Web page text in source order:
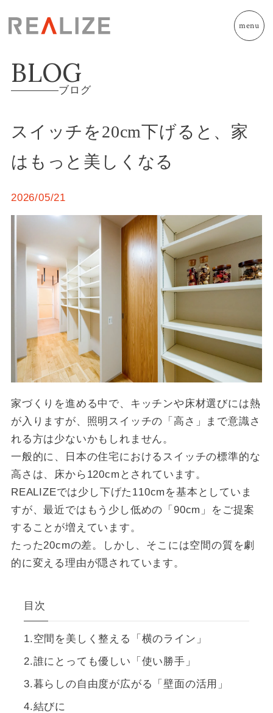
menu
BLOG
ブログ
スイッチを20cm下げると、家
はもっと美しくなる
2026/05/21
家づくりを進める中で、キッチンや床材選びには熱
が入りますが、照明スイッチの「高さ」まで意識さ
れる方は少ないかもしれません。
一般的に、日本の住宅におけるスイッチの標準的な
高さは、床から120cmとされています。
REALIZEでは少し下げた110cmを基本としていま
すが、最近ではもう少し低めの「90cm」をご提案
することが増えています。
たった20cmの差。しかし、そこには空間の質を劇
的に変える理由が隠されています。
目次
空間を美しく整える「横のライン」
誰にとっても優しい「使い勝手」
暮らしの自由度が広がる「壁面の活用」
結びに